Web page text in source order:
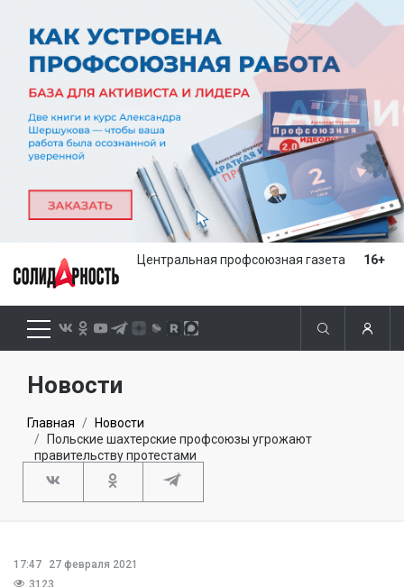
Центральная профсоюзная газета 16+
Новости
Главная
Новости
Польские шахтерские профсоюзы угрожают
правительству протестами
17:47
27 февраля 2021
3123